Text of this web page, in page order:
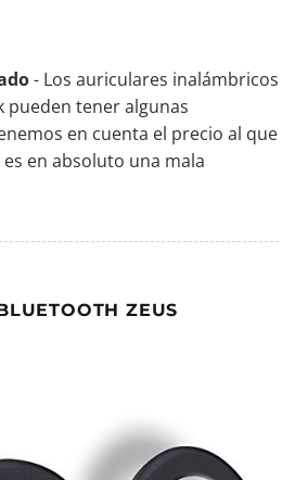
- Los auriculares inalámbricos
pueden tener algunas
en cuenta el precio al que
en absoluto una mala
ZEUS